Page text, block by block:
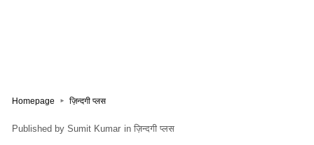
Homepage ज़िन्दगी प्लस
Sumit Kumar in ज़िन्दगी प्लस